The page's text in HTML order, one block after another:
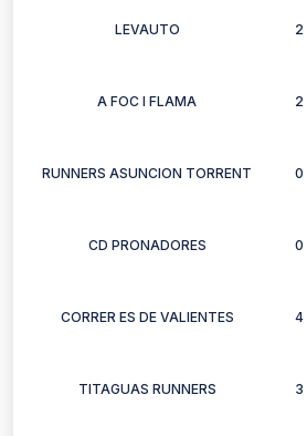
LEVAUTO 2
A FOC I FLAMA 2
RUNNERS ASUNCION TORRENT 0
CD PRONADORES 0
CORRER ES DE VALIENTES 4
TITAGUAS RUNNERS 3